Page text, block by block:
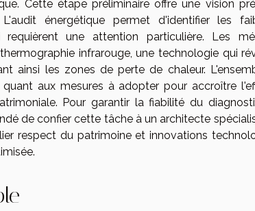
Cette étape préliminaire offre une vision
énergétique permet d'identifier les
une attention particulière. Les
infrarouge, une technologie qui
ainsi les zones de perte de chaleur.
aux mesures à adopter pour accroître
Pour garantir la fiabilité du
de confier cette tâche à un architecte
respect du patrimoine et innovations